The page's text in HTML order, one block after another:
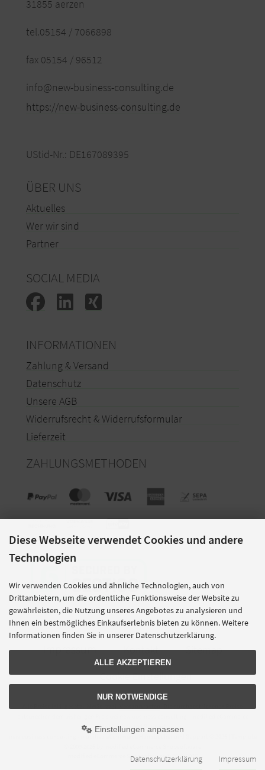
31855 aerzen
tel.05154 / 7066898
fax 05154 / 96512
info@new-business-consulting.de
https://new-business-consulting.de
UStid-Nr.: DE167089395
ÜBER UNS
Aktuelles
Wer wir sind
Partner
SOCIAL MEDIA
INFORMATIONEN
Zahlung & Versand
Datenschutz
Unsere AGB
Widerrufsrecht & Widerrufsformular
Lieferzeit
ZAHLUNGSMETHODEN
Impressum Kontakt
Sitemap
Cookie Einstellungen
Handbücher und Support.
new business consulting - modified eCommerce Handbücher und Support © 2026 | Template
ified eCommerce Shopsoftware © 2009-2026
Diese Webseite verwendet Cookies und andere
Technologien
Wir verwenden Cookies und ähnliche Technologien, auch von
Drittanbietern, um die ordentliche Funktionsweise der Website zu
gewährleisten, die Nutzung unseres Angebotes zu analysieren und
Ihnen ein bestmögliches Einkaufserlebnis bieten zu können. Weitere
Informationen finden Sie in unserer Datenschutzerklärung.
ALLE AKZEPTIEREN
NUR NOTWENDIGE
Einstellungen anpassen
Datenschutzerklärung Impressum